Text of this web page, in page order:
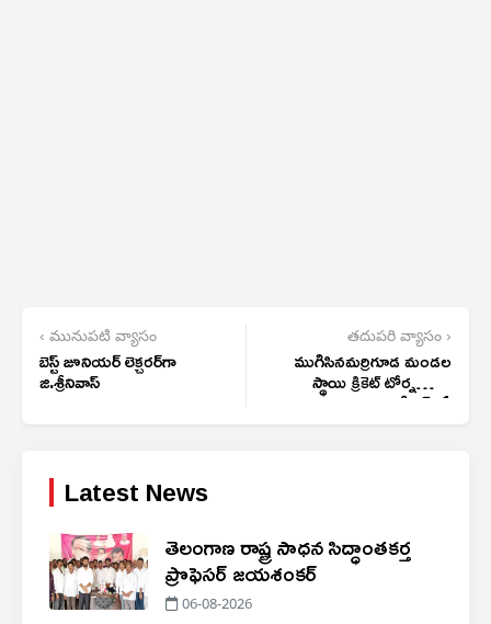
‹ మునుపటి వ్యాసం
బెస్ట్ జూనియర్ లెక్చరర్‌గా
జి.శ్రీనివాస్
తదుపరి వ్యాసం ›
ముగిసినమర్రిగూడ మండల
స్థాయి క్రికెట్ టోర్నమెంట్
సీజన్ -1
Latest News
తెలంగాణ రాష్ట్ర సాధన సిద్ధాంతకర్త
ప్రొఫెసర్ జయశంకర్
06-08-2026